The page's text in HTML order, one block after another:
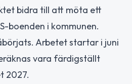
bidra till att möta ett
boenden i kommunen.
Arbetet startar i juni
vara färdigställt
2027.